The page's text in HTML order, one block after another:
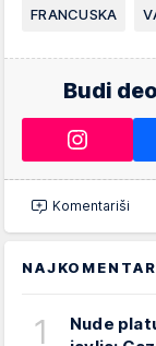
FRANCUSKA
Budi
Komentariši
1
Nude